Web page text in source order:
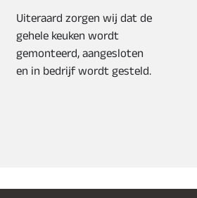
Uiteraard zorgen wij dat de
gehele keuken wordt
gemonteerd, aangesloten
en in bedrijf wordt gesteld.